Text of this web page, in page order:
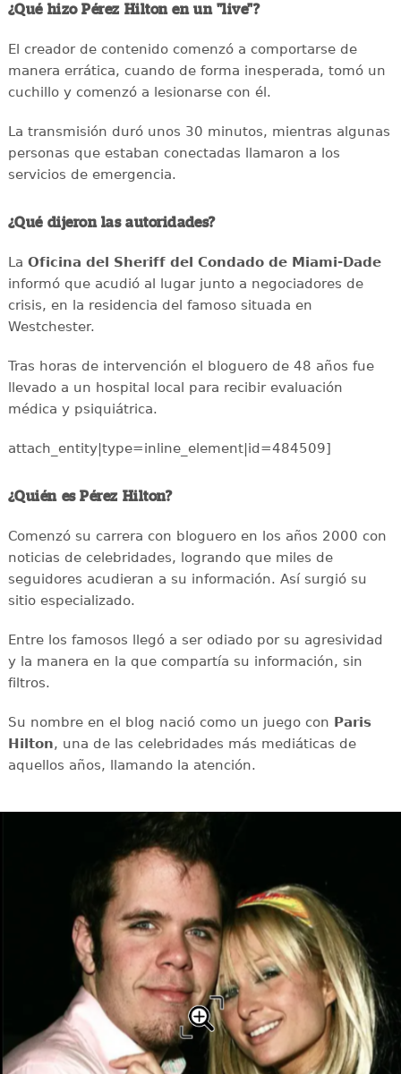
¿Qué hizo Pérez Hilton en un "live"?
El creador de contenido comenzó a comportarse de
manera errática, cuando de forma inesperada, tomó un
cuchillo y comenzó a lesionarse con él.
La transmisión duró unos 30 minutos, mientras algunas
personas que estaban conectadas llamaron a los
servicios de emergencia.
¿Qué dijeron las autoridades?
La Oficina del Sheriff del Condado de Miami-Dade
informó que acudió al lugar junto a negociadores de
crisis, en la residencia del famoso situada en
Westchester.
Tras horas de intervención el bloguero de 48 años fue
llevado a un hospital local para recibir evaluación
médica y psiquiátrica.
attach_entity|type=inline_element|id=484509]
¿Quién es Pérez Hilton?
Comenzó su carrera con bloguero en los años 2000 con
noticias de celebridades, logrando que miles de
seguidores acudieran a su información. Así surgió su
sitio especializado.
Entre los famosos llegó a ser odiado por su agresividad
y la manera en la que compartía su información, sin
filtros.
Su nombre en el blog nació como un juego con Paris
Hilton, una de las celebridades más mediáticas de
aquellos años, llamando la atención.